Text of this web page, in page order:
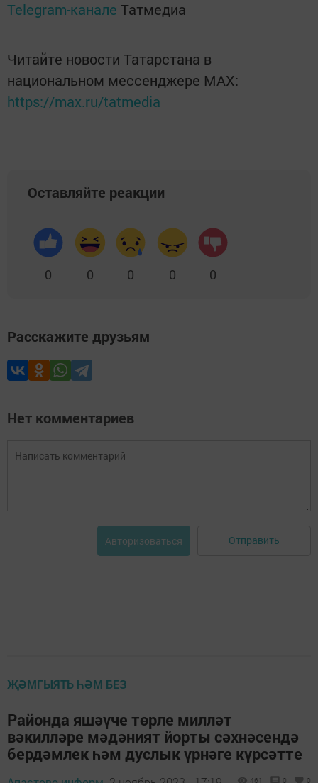
Telegram-канале Татмедиа
Читайте новости Татарстана в
национальном мессенджере MАХ:
https://max.ru/tatmedia
Оставляйте реакции
0 0 0 0 0
Расскажите друзьям
Нет комментариев
Авторизоваться Отправить
ҖӘМГЫЯТЬ ҺӘМ БЕЗ
Районда яшәүче төрле милләт
вәкилләре мәдәният йорты сәхнәсендә
бердәмлек һәм дуслык үрнәге күрсәтте
461 0 0